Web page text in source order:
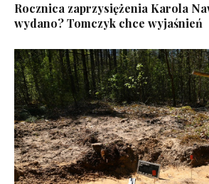
Rocznica zaprzysiężenia Karola
wydano? Tomczyk chce wyjaśnień